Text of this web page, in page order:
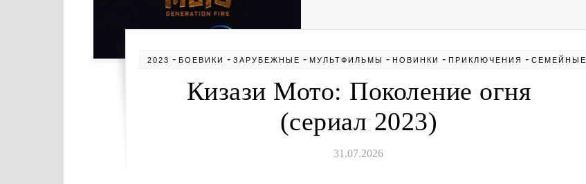
2023 -БОЕВИКИ -ЗАРУБЕЖНЫЕ -МУЛЬТФИЛЬМЫ -НОВИНКИ -ПРИКЛЮЧЕНИЯ -СЕМЕЙНЫЕ
Кизази Мото: Поколение огня
(сериал 2023)
31.07.2026